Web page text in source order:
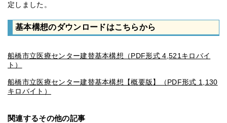
定しました。
基本構想のダウンロードはこちらから
船橋市立医療センター建替基本構想（PDF形式 4,521キロバイ
ト）
船橋市立医療センター建替基本構想【概要版】（PDF形式 1,130
キロバイト）
関連するその他の記事